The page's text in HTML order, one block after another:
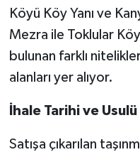
Köyü Köy Yanı ve
Mezra ile Toklular
bulunan farklı
alanları yer alıyor.
İhale Tarihi ve Usulü
Satışa çıkarılan